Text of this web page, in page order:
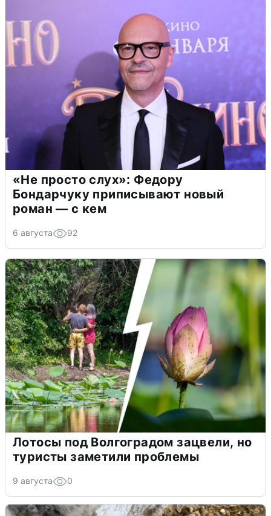
«Не просто слух»: Федору
Бондарчуку приписывают новый
роман — с кем
6 августа 92
Лотосы под Волгоградом зацвели, но
туристы заметили проблемы
9 августа 0